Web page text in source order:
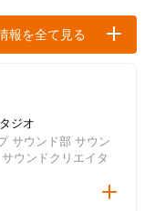
報を全て見る
ジオ
サウンド部 サウン
ウンドクリエイタ